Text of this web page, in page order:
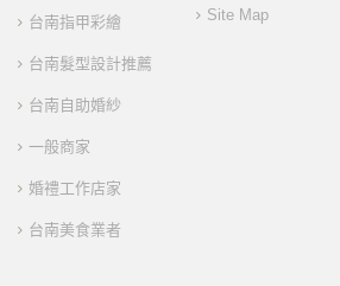
台南指甲彩繪
台南髮型設計推薦
台南自助婚紗
一般商家
婚禮工作店家
台南美食業者
Site Map